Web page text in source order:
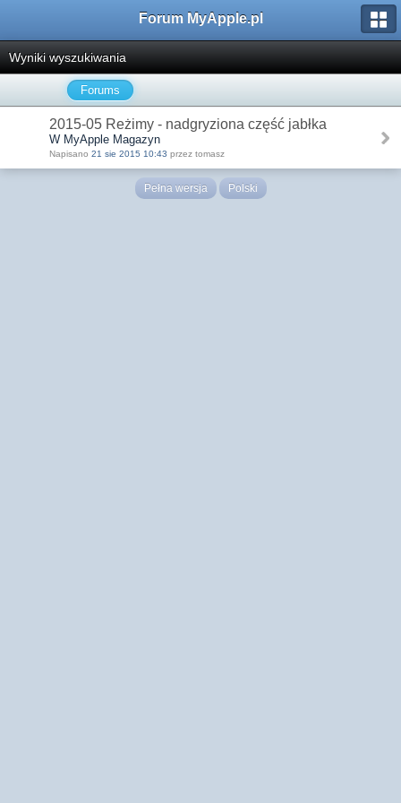
Forum MyApple.pl
Wyniki wyszukiwania
Forums
2015-05 Reżimy - nadgryziona część jabłka
W MyApple Magazyn
Napisano 21 sie 2015 10:43 przez tomasz
Pełna wersja Polski